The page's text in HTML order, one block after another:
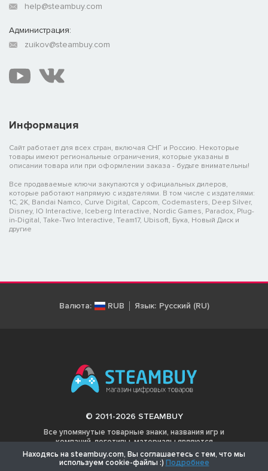
Информация
Сайт работает для всех стран, включая СНГ и Россию. Некоторые
товары имеют региональные ограничения, которые указаны в
описании товара или при оформлении заказа - будьте внимательны!
Все продаваемые ключи закупаются у официальных дилеров,
которые работают напрямую с издателями. В том числе с издателями:
1C, 2K, Bandai Namco, Curve Digital, Capcom, Codemasters, Deep Silver,
Disney, IO Interactive, Iceberg Interactive, Nordic Games, Paradox, Plug-
in-Digital, Take-Two Interactive, Team17, Ubisoft, Бука, Новый Диск и
другие
help@steambuy.com
Администрация:
zuikov@steambuy.com
Валюта: RUB Язык: Русский (RU)
© 2011-2026 STEAMBUY
Все упомянутые товарные знаки, названия игр и
компаний, логотипы, материалы являются
собственностью соответствующих владельцев.
Находясь на steambuy.com, Вы соглашаетесь с тем, что мы
используем cookie-файлы :) Подробнее